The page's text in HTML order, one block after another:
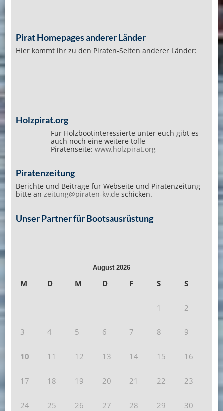
Pirat Homepages anderer Länder
Hier kommt ihr zu den Piraten-Seiten anderer Länder:
Holzpirat.org
Für Holzbootinteressierte unter euch gibt es
auch noch eine weitere tolle
Piratenseite: www.holzpirat.org
Piratenzeitung
Berichte und Beiträge für Webseite und Piratenzeitung
bitte an zeitung@piraten-kv.de schicken.
Unser Partner für Bootsausrüstung
August 2026
M D M D F S S
1 2
3 4 5 6 7 8 9
10 11 12 13 14 15 16
17 18 19 20 21 22 23
24 25 26 27 28 29 30